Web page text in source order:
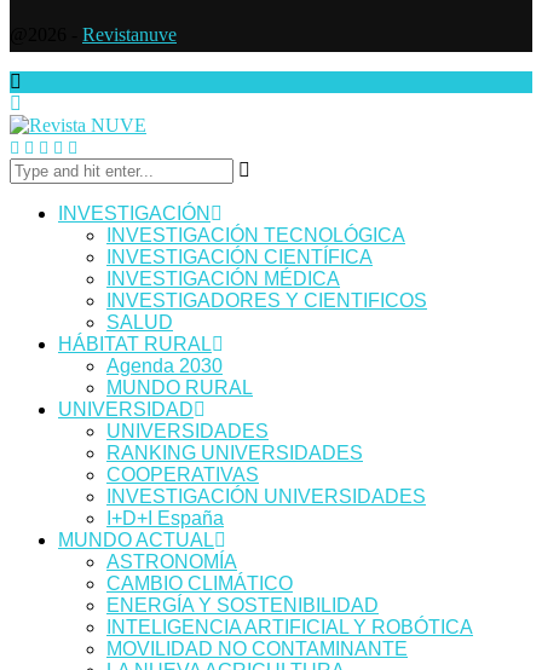
Revistanuve
INVESTIGACIÓN
INVESTIGACIÓN TECNOLÓGICA
INVESTIGACIÓN CIENTÍFICA
INVESTIGACIÓN MÉDICA
INVESTIGADORES Y CIENTIFICOS
SALUD
HÁBITAT RURAL
Agenda 2030
MUNDO RURAL
UNIVERSIDAD
UNIVERSIDADES
RANKING UNIVERSIDADES
COOPERATIVAS
INVESTIGACIÓN UNIVERSIDADES
I+D+I España
MUNDO ACTUAL
ASTRONOMÍA
CAMBIO CLIMÁTICO
ENERGÍA Y SOSTENIBILIDAD
INTELIGENCIA ARTIFICIAL Y ROBÓTICA
MOVILIDAD NO CONTAMINANTE